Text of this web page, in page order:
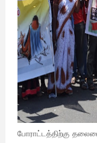
போராட்டத்திற்கு